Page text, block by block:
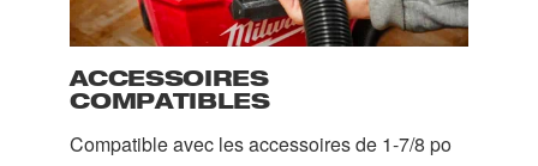
ACCESSOIRES
COMPATIBLES
Compatible avec les accessoires de 1-7/8 po